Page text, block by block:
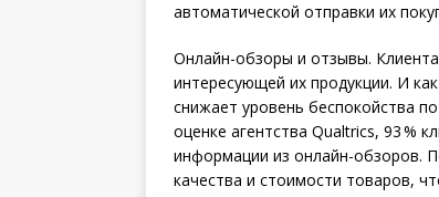
автоматической отправки их
Онлайн-обзоры и отзывы.
интересующей их продукции. И
снижает уровень беспокойства
оценке агентства Qualtrics, 93 %
информации из онлайн-обзоров.
качества и стоимости товаров,